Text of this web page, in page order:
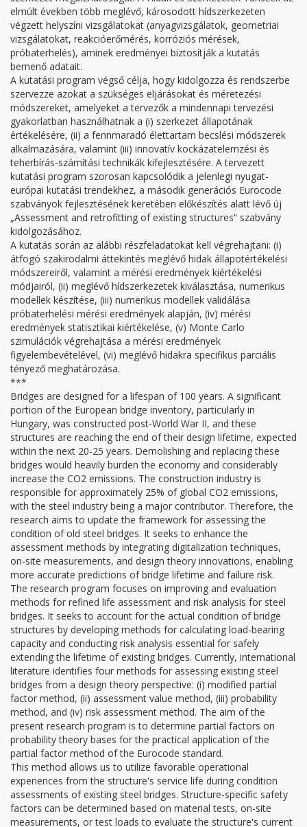
elmúlt években több meglévő, károsodott hídszerkezeten
végzett helyszíni vizsgálatokat (anyagvizsgálatok, geometriai
vizsgálatokat, reakcióerőmérés, korróziós mérések,
próbaterhelés), aminek eredményei biztosítják a kutatás
bemenő adatait.
A kutatási program végső célja, hogy kidolgozza és rendszerbe
szervezze azokat a szükséges eljárásokat és méretezési
módszereket, amelyeket a tervezők a mindennapi tervezési
gyakorlatban használhatnak a (i) szerkezet állapotának
értékelésére, (ii) a fennmaradó élettartam becslési módszerek
alkalmazására, valamint (iii) innovatív kockázatelemzési és
teherbírás-számítási technikák kifejlesztésére. A tervezett
kutatási program szorosan kapcsolódik a jelenlegi nyugat-
európai kutatási trendekhez, a második generációs Eurocode
szabványok fejlesztésének keretében előkészítés alatt lévő új
„Assessment and retrofitting of existing structures” szabvány
kidolgozásához.
A kutatás során az alábbi részfeladatokat kell végrehajtani: (i)
átfogó szakirodalmi áttekintés meglévő hidak állapotértékelési
módszereiről, valamint a mérési eredmények kiértékelési
módjairól, (ii) meglévő hídszerkezetek kiválasztása, numerikus
modellek készítése, (iii) numerikus modellek validálása
próbaterhelési mérési eredmények alapján, (iv) mérési
eredmények statisztikai kiértékelése, (v) Monte Carlo
szimulációk végrehajtása a mérési eredmények
figyelembevételével, (vi) meglévő hidakra specifikus parciális
tényező meghatározása.
***
Bridges are designed for a lifespan of 100 years. A significant
portion of the European bridge inventory, particularly in
Hungary, was constructed post-World War II, and these
structures are reaching the end of their design lifetime, expected
within the next 20-25 years. Demolishing and replacing these
bridges would heavily burden the economy and considerably
increase the CO2 emissions. The construction industry is
responsible for approximately 25% of global CO2 emissions,
with the steel industry being a major contributor. Therefore, the
research aims to update the framework for assessing the
condition of old steel bridges. It seeks to enhance the
assessment methods by integrating digitalization techniques,
on-site measurements, and design theory innovations, enabling
more accurate predictions of bridge lifetime and failure risk.
The research program focuses on improving and evaluation
methods for refined life assessment and risk analysis for steel
bridges. It seeks to account for the actual condition of bridge
structures by developing methods for calculating load-bearing
capacity and conducting risk analysis essential for safely
extending the lifetime of existing bridges. Currently, international
literature identifies four methods for assessing existing steel
bridges from a design theory perspective: (i) modified partial
factor method, (ii) assessment value method, (iii) probability
method, and (iv) risk assessment method. The aim of the
present research program is to determine partial factors on
probability theory bases for the practical application of the
partial factor method of the Eurocode standard.
This method allows us to utilize favorable operational
experiences from the structure's service life during condition
assessments of existing steel bridges. Structure-specific safety
factors can be determined based on material tests, on-site
measurements, or test loads to evaluate the structure's current